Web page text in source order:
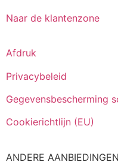
Naar de klantenzone
Afdruk
Privacybeleid
Gegevensbescherming
Cookierichtlijn (EU)
ANDERE AANBIEDINGEN